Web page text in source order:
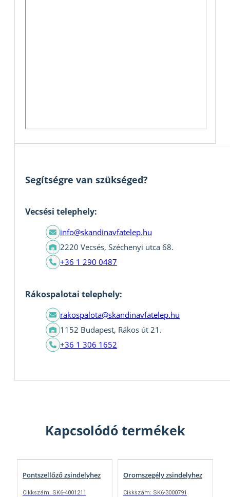
Segítségre van szükséged?
Vecsési telephely:
info@skandinavfatelep.hu
2220 Vecsés, Széchenyi utca 68.
+36 1 290 0487
Rákospalotai telephely:
rakospalota@skandinavfatelep.hu
1152 Budapest, Rákos út 21.
+36 1 306 1652
Kapcsolódó termékek
Pontszellőző zsindelyhez
Cikkszám: SK6-4001211
Oromszegély zsindelyhez
Cikkszám: SK6-3000791